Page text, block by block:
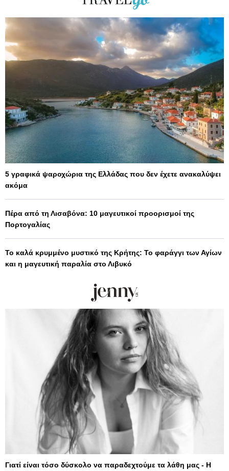
5 γραφικά ψαροχώρια της Ελλάδας που δεν έχετε ανακαλύψει
ακόμα
Πέρα από τη Λισαβόνα: 10 μαγευτικοί προορισμοί της
Πορτογαλίας
Το καλά κρυμμένο μυστικό της Κρήτης: Το φαράγγι των Αγίων
και η μαγευτική παραλία στο Λιβυκό
Γιατί είναι τόσο δύσκολο να παραδεχτούμε τα λάθη μας - Η